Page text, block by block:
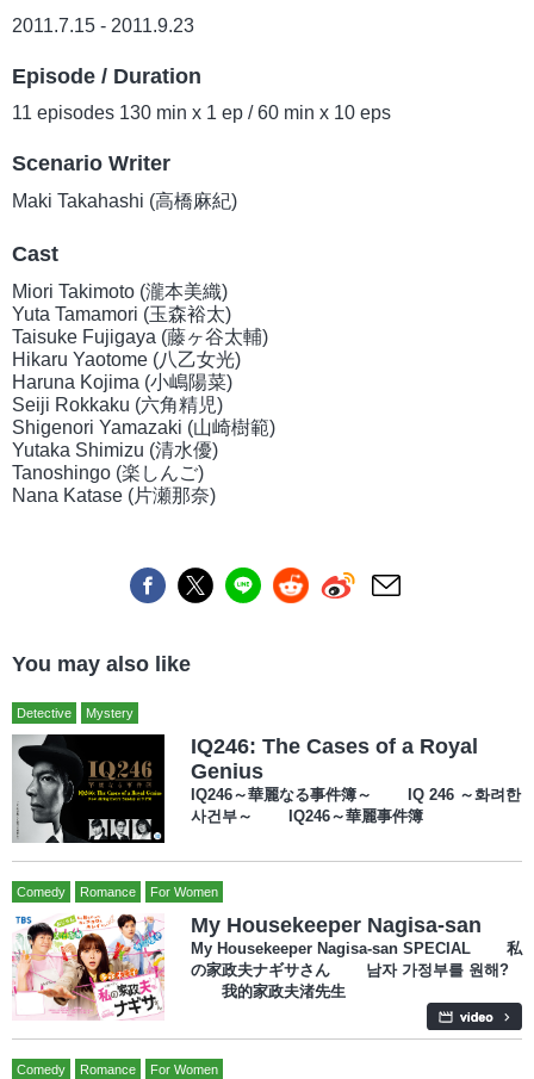
2011.7.15 - 2011.9.23
Episode / Duration
11 episodes 130 min x 1 ep / 60 min x 10 eps
Scenario Writer
Maki Takahashi (高橋麻紀)
Cast
Miori Takimoto (瀧本美織)
Yuta Tamamori (玉森裕太)
Taisuke Fujigaya (藤ヶ谷太輔)
Hikaru Yaotome (八乙女光)
Haruna Kojima (小嶋陽菜)
Seiji Rokkaku (六角精児)
Shigenori Yamazaki (山崎樹範)
Yutaka Shimizu (清水優)
Tanoshingo (楽しんご)
Nana Katase (片瀬那奈)
You may also like
Detective Mystery
IQ246: The Cases of a Royal
Genius
IQ246～華麗なる事件簿～ IQ 246 ～화려한
사건부～ IQ246～華麗事件簿
Comedy Romance For Women
My Housekeeper Nagisa-san
My Housekeeper Nagisa-san SPECIAL 私
の家政夫ナギサさん 남자 가정부를 원해?
我的家政夫渚先生
Comedy Romance For Women